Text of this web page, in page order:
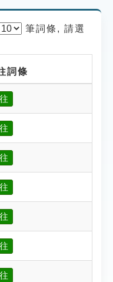
筆詞條, 請選
詞條